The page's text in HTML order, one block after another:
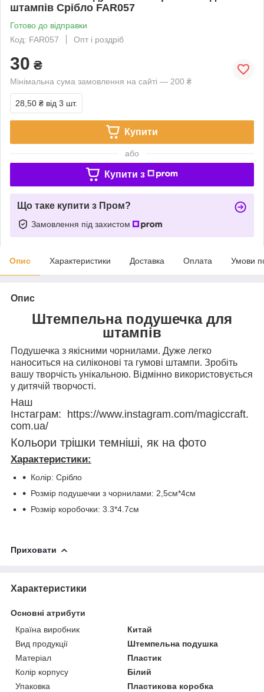
штампів Срібло FAR057
Готово до відправки
Код: FAR057
Опт і роздріб
30 ₴
Мінімальна сума замовлення на сайті — 200 ₴
28,50 ₴ від 3 шт.
Купити
або
Купити з
Що таке купити з Пром?
Замовлення під захистом
Опис Характеристики Доставка Оплата Умови
Опис
Штемпельна подушечка для
штампів
Подушечка з якісними чорнилами. Дуже легко
наноситься на силіконові та гумові штампи. Зробіть
вашу творчість унікальною. Відмінно використовується
у дитячій творчості.
Наш
Інстаграм: https://www.instagram.com/magiccraft.
com.ua/
Кольори трішки темніші, як на фото
Характеристики:
Колір: Срібло
Розмір подушечки з чорнилами: 2,5см*4см
Розмір коробочки: 3.3*4.7см
Приховати
Характеристики
Основні атрибути
Країна виробник
Китай
Вид продукції
Штемпельна подушка
Матеріал
Пластик
Колір корпусу
Білий
Упаковка
Пластикова коробка